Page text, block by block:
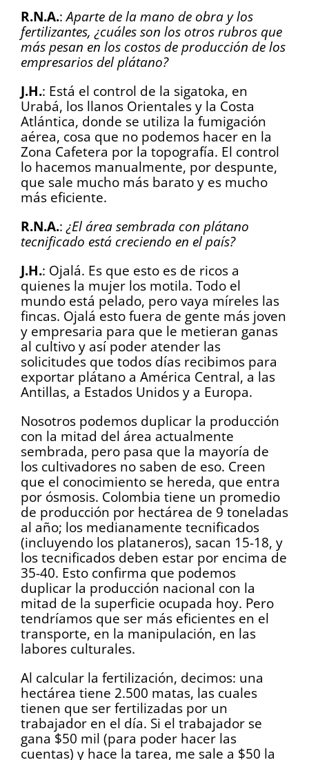
R.N.A.:Aparte de la mano de obra y los
fertilizantes, ¿cuáles son los otros rubros que
más pesan en los costos de producción de los
empresarios del plátano?
J.H.: Está el control de la sigatoka, en
Urabá, los llanos Orientales y la Costa
Atlántica, donde se utiliza la fumigación
aérea, cosa que no podemos hacer en la
Zona Cafetera por la topografía. El control
lo hacemos manualmente, por despunte,
que sale mucho más barato y es mucho
más eficiente.
R.N.A.: ¿El área sembrada con plátano
tecnificado está creciendo en el país?
J.H.: Ojalá. Es que esto es de ricos a
quienes la mujer los motila. Todo el
mundo está pelado, pero vaya míreles las
fincas. Ojalá esto fuera de gente más joven
y empresaria para que le metieran ganas
al cultivo y así poder atender las
solicitudes que todos días recibimos para
exportar plátano a América Central, a las
Antillas, a Estados Unidos y a Europa.
Nosotros podemos duplicar la producción
con la mitad del área actualmente
sembrada, pero pasa que la mayoría de
los cultivadores no saben de eso. Creen
que el conocimiento se hereda, que entra
por ósmosis. Colombia tiene un promedio
de producción por hectárea de 9 toneladas
al año; los medianamente tecnificados
(incluyendo los plataneros), sacan 15-18, y
los tecnificados deben estar por encima de
35-40. Esto confirma que podemos
duplicar la producción nacional con la
mitad de la superficie ocupada hoy. Pero
tendríamos que ser más eficientes en el
transporte, en la manipulación, en las
labores culturales.
Al calcular la fertilización, decimos: una
hectárea tiene 2.500 matas, las cuales
tienen que ser fertilizadas por un
trabajador en el día. Si el trabajador se
gana $50 mil (para poder hacer las
cuentas) y hace la tarea, me sale a $50 la